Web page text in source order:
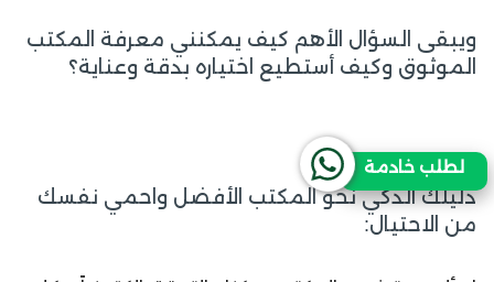
ويبقى السؤال الأهم كيف يمكنني معرفة المكتب
الموثوق وكيف أستطيع اختياره بدقة وعناية؟
دليلك الذكي نحو المكتب الأفضل واحمي نفسك
من الاحتيال:
لطلب خادمة